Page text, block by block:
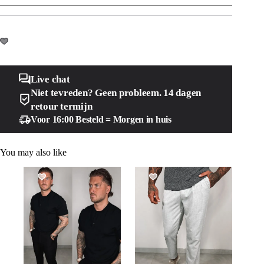
Live chat
Niet tevreden? Geen probleem. 14 dagen
retour termijn
Voor 16:00 Besteld = Morgen in huis
You may also like
SALE! SALE!